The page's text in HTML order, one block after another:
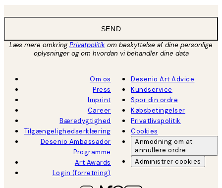
SEND
Læs mere omkringPrivatpolitik om beskyttelse af dine personlige
oplysninger og om hvordan vi behandler dine data
Om os
Press
Imprint
Career
Bæredygtighed
Tilgængelighedserklæring
Desenio Ambassador
Programme
Art Awards
Login (forretning)
Desenio Art Advice
Kundservice
Spor din ordre
Købsbetingelser
Privatlivspolitik
Cookies
Anmodning om at
annullere ordre
Administrer cookies